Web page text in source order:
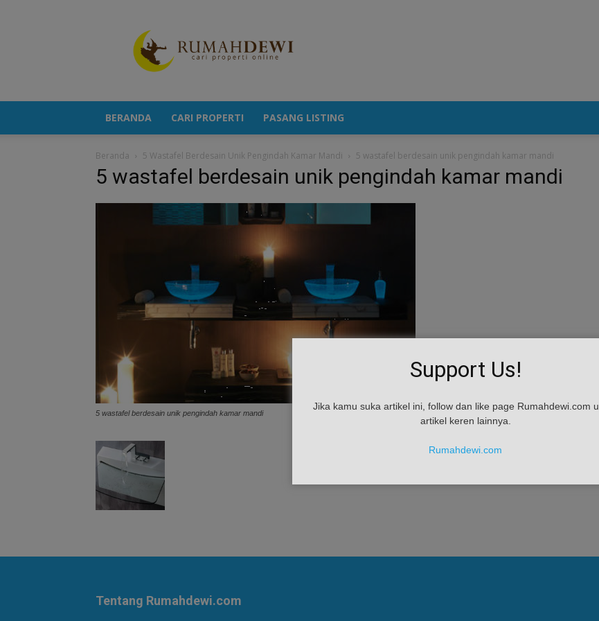
Berita
Properti
Terkini
BERANDA CARI PROPERTI PASANG LISTING
Beranda 5 Wastafel Berdesain Unik Pengindah Kamar Mandi 5 wastafel berdesain unik pengindah kamar mandi
5 wastafel berdesain unik pengindah kamar mandi
5 wastafel berdesain unik pengindah kamar mandi
Tentang Rumahdewi.com
Support Us!
Jika kamu suka artikel ini, follow dan like page Rumahdewi.com
artikel keren lainnya.
Rumahdewi.com